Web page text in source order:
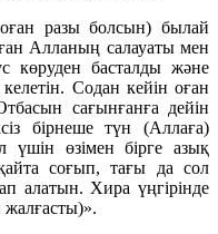
разы болсын) былай
Алланың салауаты мен
көруден басталды және
Содан кейін оған
сағынғанға дейін
бірнеше түн (Аллаға)
үшін өзімен бірге азық
соғып, тағы да сол
алатын. Хира үңгірінде
жалғасты)».